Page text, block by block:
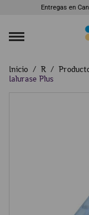
Entregas en
Inicio R
Ialurase Plus